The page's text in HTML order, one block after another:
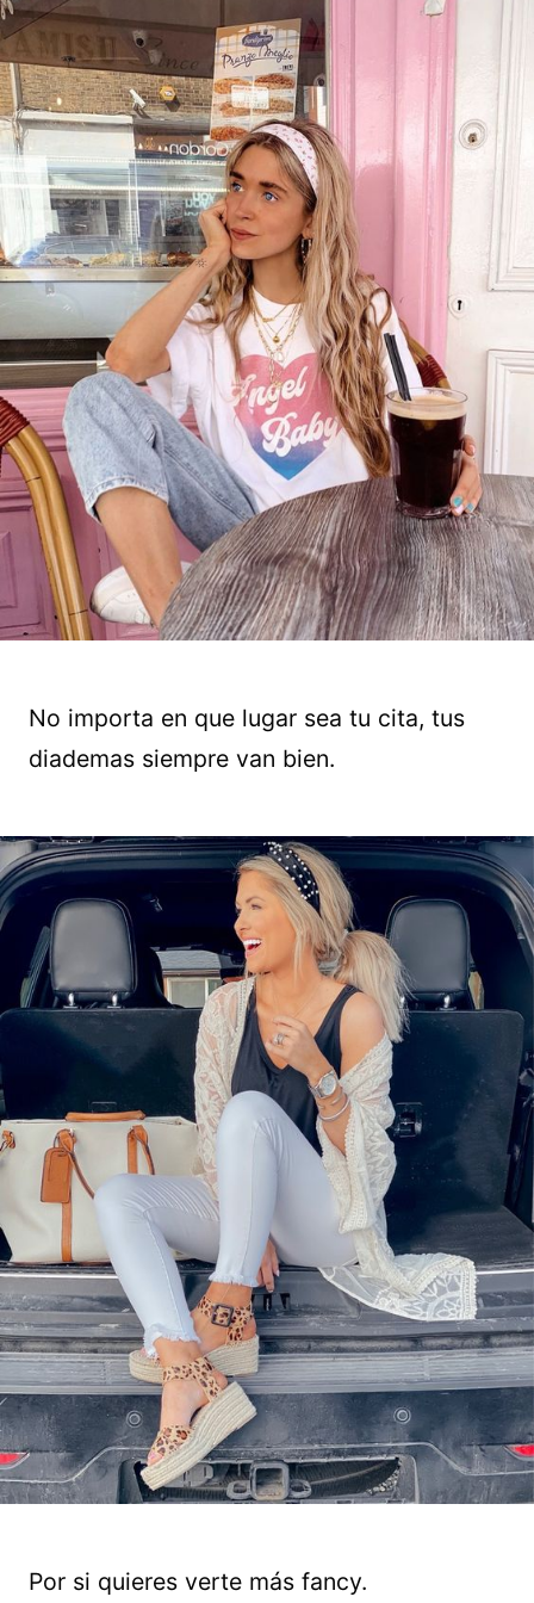
No importa en que lugar sea tu cita, tus
diademas siempre van bien.
Por si quieres verte más fancy.